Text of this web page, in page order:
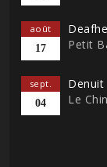
août
17
Petit
sept.
04
Denuit
Le